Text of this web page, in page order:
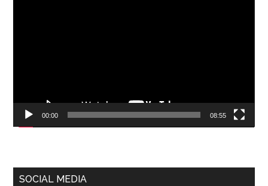
00:00 08:55
SOCIAL MEDIA